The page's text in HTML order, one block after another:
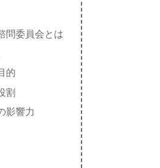
問委員会とは
的
割
影響力